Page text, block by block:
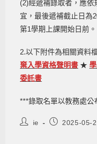
(2)經遞補錄取者，應
宜，最後遞補截止日為
第1學期上課開始日前。
2.以下附件為相關資料
棄入學資格聲明書 ★
委託書
***錄取名單以教務處公
ie 2025-05-